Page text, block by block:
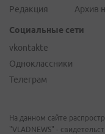
Редакция
Архив
Социальные сети
vkontakte
Одноклассники
Телеграм
На данном сайте
"VLADNEWS" -